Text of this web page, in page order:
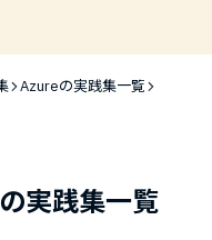
Azureの実践集一覧
実践集一覧